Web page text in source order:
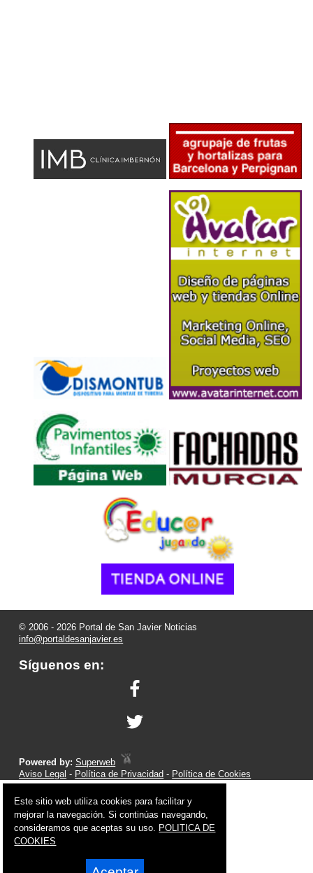
© 2006 - 2026 Portal de San Javier Noticias
info@portaldesanjavier.es
Síguenos en:
Powered by:Superweb
Aviso Legal - Política de Privacidad - Política de Cookies
Este sitio web utiliza cookies para facilitar y
mejorar la navegación. Si continúas navegando,
consideramos que aceptas su uso. POLITICA DE
COOKIES